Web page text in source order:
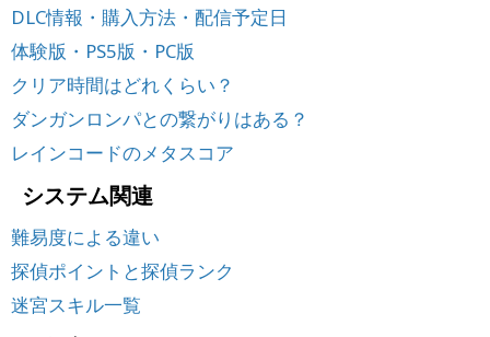
DLC情報・購入方法・配信予定日
体験版・PS5版・PC版
クリア時間はどれくらい？
ダンガンロンパとの繋がりはある？
レインコードのメタスコア
システム関連
難易度による違い
探偵ポイントと探偵ランク
迷宮スキル一覧